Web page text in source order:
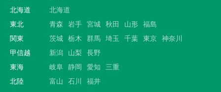
北海道
北海道
東北
青森 岩手 宮城 秋田 山形 福島
関東
茨城 栃木 群馬 埼玉 千葉 東京 神奈川
甲信越
新潟 山梨
長野
東海
岐阜 静岡 愛知
三重
北陸
富山 石川
福井